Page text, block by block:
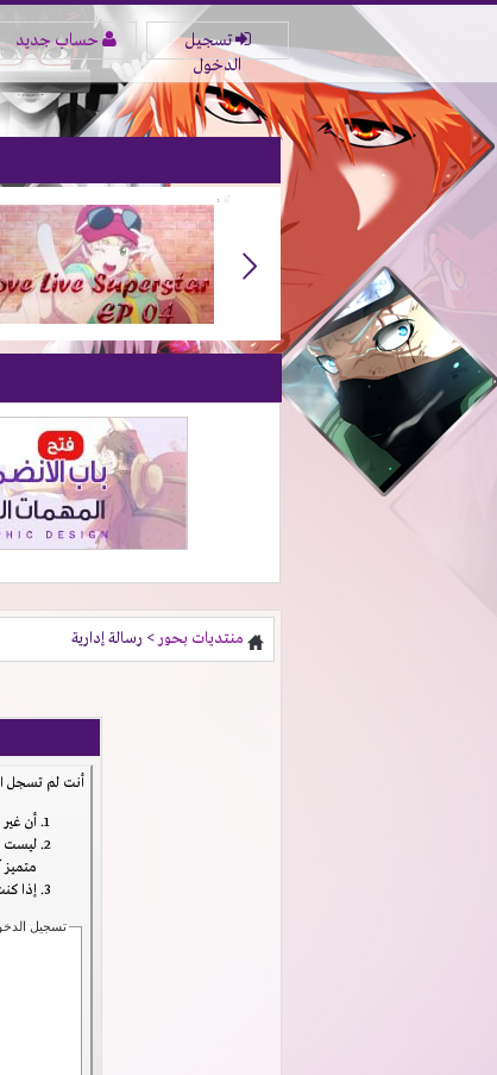
تسجيل
الدخول
حساب جديد
منتديات بحور > رسالة إدارية
أنت لم تسجل
أن
ليست
متميز
إذا
تسجيل